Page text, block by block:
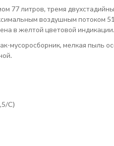
77 литров, тремя
воздушным потоком
в желтой цветовой индикации.
мусоросборник, мелкая пыль
C)